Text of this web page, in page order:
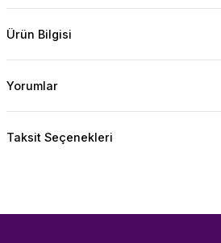
Ürün Bilgisi
Yorumlar
Taksit Seçenekleri